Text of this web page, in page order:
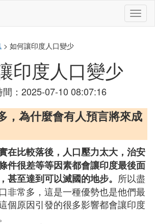
切
換
> 如何讓印度人口變少
印度人口變少
間：2025-07-10 08:07:16
，為什麼會有人預言將來成
在比較落後，人口壓力太大，治安
件很差等等因素都會讓印度最後面
甚至達到可以滅國的地步。 所以盡
非常多，這是一種優勢也是他們最
個原因引發的很多影響都會讓印度